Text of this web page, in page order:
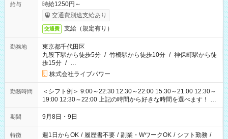
給与
時給1250円～
交通費別途支給あり
交通費 支給（規定有り）
勤務地
東京都千代田区
九段下駅から徒歩5分 / 竹橋駅から徒歩10分 / 神保町駅から徒
歩15分 / …
株式会社ライブパワー
勤務時間
＜シフト例＞ 9:00～22:30 12:30～22:00 15:30～21:00 12:30～
19:00 12:30～22:00 上記の時間から好きな時間を選べます！ ※
時間は変更となる可能性があります
期間 9月8日・9日
特徴 週1日からOK / 履歴書不要 / 副業・WワークOK / シフト勤務 /